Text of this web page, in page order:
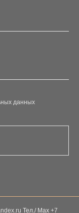
данных
Тел./ Max +7